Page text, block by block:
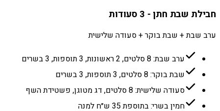
חבילת שבת חתן - 3 סעודות
ערב שבת + שבת בוקר + סעודה שלישית
ערב שבת: 8 סלטים, 2 ראשונות, 3 תוספות, 3 בשרים
שבת בוקר: 8 סלטים, 3 תוספות, 3 בשרים
סעודה שלישית: 8 סלטים, דג מטוגן, פשטידת השף
חמין בשרי: בתוספת 35 ש״ח למנה